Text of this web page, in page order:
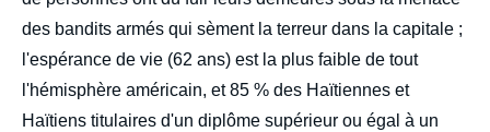
des bandits armés qui sèment la terreur dans la capitale ;
l'espérance de vie (62 ans) est la plus faible de tout
l'hémisphère américain, et 85 % des Haïtiennes et
Haïtiens titulaires d'un diplôme supérieur ou égal à un